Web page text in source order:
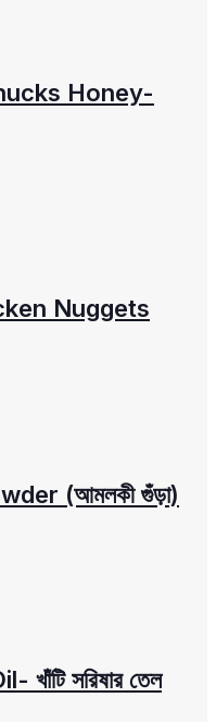
Honey-
Nuggets
(আমলকী গুঁড়া)
সরিষার তেল